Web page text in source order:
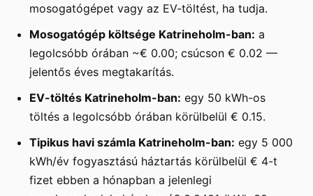
mosogatógépet vagy az EV-töltést, ha tudja.
Mosogatógép költsége Katrineholm-ban: a
legolcsóbb órában ~€ 0.00; csúcson € 0.02 —
jelentős éves megtakarítás.
EV-töltés Katrineholm-ban: egy 50 kWh-os
töltés a legolcsóbb órában körülbelül € 0.15.
Tipikus havi számla Katrineholm-ban: egy 5 000
kWh/év fogyasztású háztartás körülbelül € 4-t
fizet ebben a hónapban a jelenlegi